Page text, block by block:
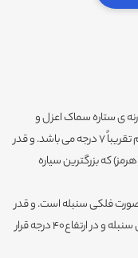
فروردین ماه 1396، ساعت 22:30مقارنه ی ستاره سماک اعزل و
مشتری را خواهیم داشت. فاصله ظاهری این دو جرم تقریباً 7 درجه می باشد. و قدر
که بزرگترین سیاره
فلکی سنبله است. و قدر
ظاهری آن 96/0 می باشد، این ستاره در صورت فلکی سنبله و در ارتفاع40 درجه قرار